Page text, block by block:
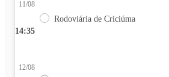
14:35
11/08
Rodoviária de Criciúma
12/08